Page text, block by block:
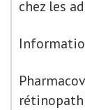
chez les